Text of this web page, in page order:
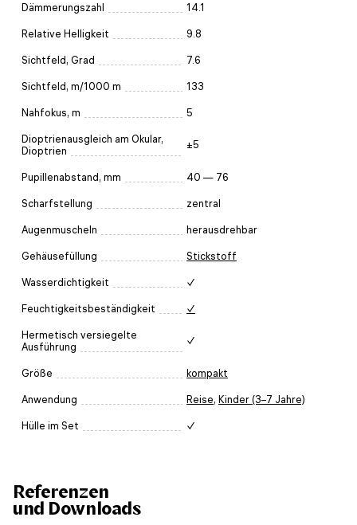
Dämmerungszahl 14.1
Relative Helligkeit 9.8
Sichtfeld, Grad 7.6
Sichtfeld, m/1000 m 133
Nahfokus, m 5
Dioptrienausgleich am Okular,
Dioptrien
±5
Pupillenabstand, mm 40 — 76
Scharfstellung zentral
Augenmuscheln herausdrehbar
Gehäusefüllung Stickstoff
Wasserdichtigkeit ✓
Feuchtigkeitsbeständigkeit ✓
Hermetisch versiegelte
Ausführung
✓
Größe kompakt
Anwendung Reise, Kinder (3–7 Jahre)
Hülle im Set ✓
Referenzen
und Downloads